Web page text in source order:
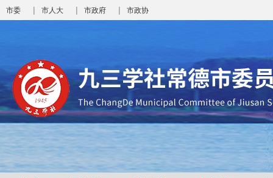
市委 | 市人大 | 市政府 | 市政协